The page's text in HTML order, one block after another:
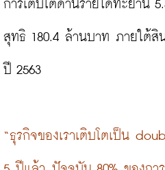
การเติบโตด้านรายได้ทะยาน
สุทธิ 180.4 ล้านบาท ภายใต้
ปี 2563
“ธุรกิจของเราเติบโตเป็น